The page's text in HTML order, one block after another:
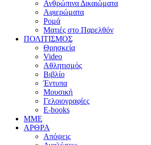
Ανθρώπινα Δικαιώματα
Αφιερώματα
Ρομά
Ματιές στο Παρελθόν
ΠΟΛΙΤΙΣΜΟΣ
Θρησκεία
Video
Αθλητισμός
Βιβλίο
Έντυπα
Μουσική
Γελοιογραφίες
E-books
MME
ΑΡΘΡΑ
Απόψεις